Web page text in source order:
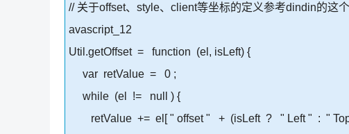
// 关于offset、style、client等坐标的定义参考dindin的这
avascript_12
Util.getOffset = function (el, isLeft) {
var retValue = 0 ;
while (el != null ) {
retValue += el[ " offset " + (isLeft ? " Left " : " Top